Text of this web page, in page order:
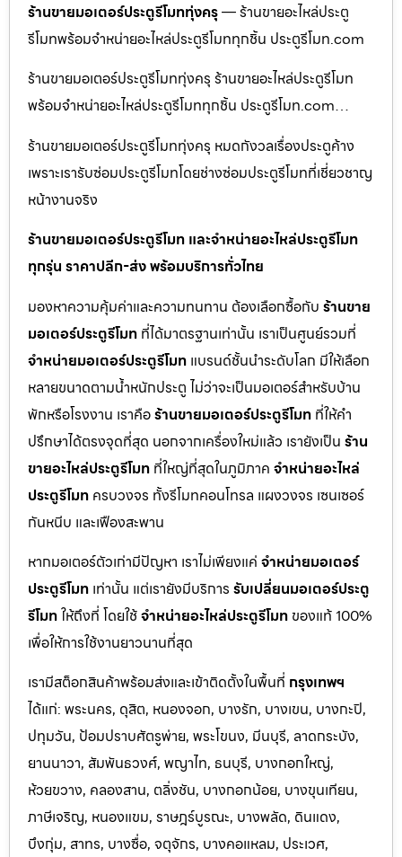
ร้านขายมอเตอร์ประตูรีโมททุ่งครุ— ร้านขายอะไหล่ประตู
รีโมทพร้อมจำหน่ายอะไหล่ประตูรีโมททุกชิ้น ประตูรีโมท.com
ร้านขายมอเตอร์ประตูรีโมททุ่งครุ ร้านขายอะไหล่ประตูรีโมท
พร้อมจำหน่ายอะไหล่ประตูรีโมททุกชิ้น ประตูรีโมท.com…
ร้านขายมอเตอร์ประตูรีโมททุ่งครุ หมดกังวลเรื่องประตูค้าง
เพราะเรารับซ่อมประตูรีโมทโดยช่างซ่อมประตูรีโมทที่เชี่ยวชาญ
หน้างานจริง
ร้านขายมอเตอร์ประตูรีโมท และจำหน่ายอะไหล่ประตูรีโมท
ทุกรุ่น ราคาปลีก-ส่ง พร้อมบริการทั่วไทย
มองหาความคุ้มค่าและความทนทาน ต้องเลือกซื้อกับ ร้านขาย
มอเตอร์ประตูรีโมท ที่ได้มาตรฐานเท่านั้น เราเป็นศูนย์รวมที่
จำหน่ายมอเตอร์ประตูรีโมท แบรนด์ชั้นนำระดับโลก มีให้เลือก
หลายขนาดตามน้ำหนักประตู ไม่ว่าจะเป็นมอเตอร์สำหรับบ้าน
พักหรือโรงงาน เราคือร้านขายมอเตอร์ประตูรีโมท ที่ให้คำ
ปรึกษาได้ตรงจุดที่สุด นอกจากเครื่องใหม่แล้ว เรายังเป็น ร้าน
ขายอะไหล่ประตูรีโมท ที่ใหญ่ที่สุดในภูมิภาค จำหน่ายอะไหล่
ประตูรีโมท ครบวงจร ทั้งรีโมทคอนโทรล แผงวงจร เซนเซอร์
กันหนีบ และเฟืองสะพาน
หากมอเตอร์ตัวเก่ามีปัญหา เราไม่เพียงแค่ จำหน่ายมอเตอร์
ประตูรีโมท เท่านั้น แต่เรายังมีบริการ รับเปลี่ยนมอเตอร์ประตู
รีโมทให้ถึงที่ โดยใช้จำหน่ายอะไหล่ประตูรีโมท ของแท้ 100%
เพื่อให้การใช้งานยาวนานที่สุด
เรามีสต็อกสินค้าพร้อมส่งและเข้าติดตั้งในพื้นที่ กรุงเทพฯ
ได้แก่: พระนคร, ดุสิต, หนองจอก, บางรัก, บางเขน, บางกะปิ,
ปทุมวัน, ป้อมปราบศัตรูพ่าย, พระโขนง, มีนบุรี, ลาดกระบัง,
ยานนาวา, สัมพันธวงศ์, พญาไท, ธนบุรี, บางกอกใหญ่,
ห้วยขวาง, คลองสาน, ตลิ่งชัน, บางกอกน้อย, บางขุนเทียน,
ภาษีเจริญ, หนองแขม, ราษฎร์บูรณะ, บางพลัด, ดินแดง,
บึงกุ่ม, สาทร, บางซื่อ, จตุจักร, บางคอแหลม, ประเวศ,